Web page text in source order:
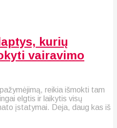
kurių
vairavimo
reikia išmokti tam
elgtis ir laikytis visų
įstatymai. Deja, daug kas iš